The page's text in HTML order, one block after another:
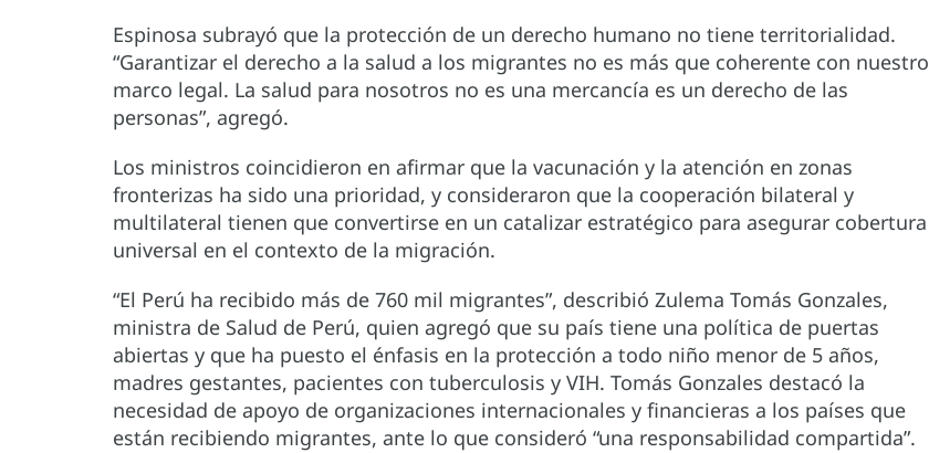
Espinosa subrayó que la protección de un derecho humano no tiene territorialidad.
“Garantizar el derecho a la salud a los migrantes no es más que coherente con nuestro
marco legal. La salud para nosotros no es una mercancía es un derecho de las
personas”, agregó.
Los ministros coincidieron en afirmar que la vacunación y la atención en zonas
fronterizas ha sido una prioridad, y consideraron que la cooperación bilateral y
multilateral tienen que convertirse en un catalizar estratégico para asegurar cobertura
universal en el contexto de la migración.
“El Perú ha recibido más de 760 mil migrantes”, describió Zulema Tomás Gonzales,
ministra de Salud de Perú, quien agregó que su país tiene una política de puertas
abiertas y que ha puesto el énfasis en la protección a todo niño menor de 5 años,
madres gestantes, pacientes con tuberculosis y VIH. Tomás Gonzales destacó la
necesidad de apoyo de organizaciones internacionales y financieras a los países que
están recibiendo migrantes, ante lo que consideró “una responsabilidad compartida”.